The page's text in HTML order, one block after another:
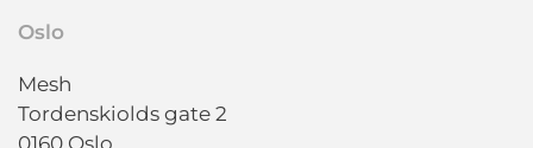
Oslo
Mesh
Tordenskiolds gate 2